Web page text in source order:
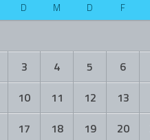
D M D F
3 4 5 6
10 11 12 13
17 18 19 20